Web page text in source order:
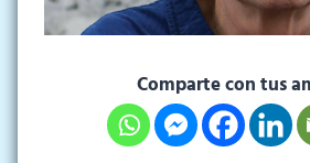
Comparte con tus